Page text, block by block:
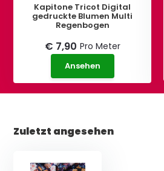
Kapitone Tricot Digital
gedruckte Blumen Multi
Regenbogen
€ 7,90 Pro Meter
Ansehen
Zuletzt angesehen